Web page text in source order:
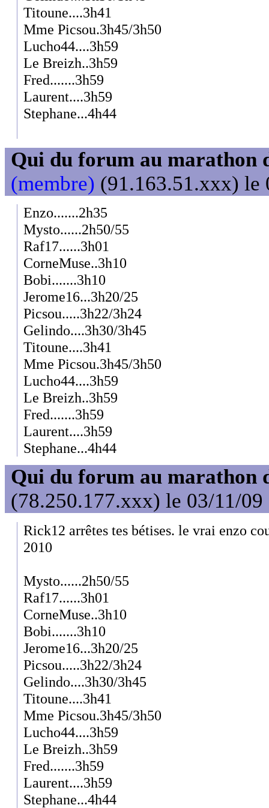
Titoune....3h41
Mme Picsou.3h45/3h50
Lucho44....3h59
Le Breizh..3h59
Fred.......3h59
Laurent....3h59
Stephane...4h44
Qui du forum au marathon
(membre) (91.163.51.xxx) le
Enzo.......2h35
Mysto......2h50/55
Raf17......3h01
CorneMuse..3h10
Bobi.......3h10
Jerome16...3h20/25
Picsou.....3h22/3h24
Gelindo....3h30/3h45
Titoune....3h41
Mme Picsou.3h45/3h50
Lucho44....3h59
Le Breizh..3h59
Fred.......3h59
Laurent....3h59
Stephane...4h44
Qui du forum au marathon
(78.250.177.xxx) le 03/11/09
Rick12 arrêtes tes bétises. le vrai enzo
2010
Mysto......2h50/55
Raf17......3h01
CorneMuse..3h10
Bobi.......3h10
Jerome16...3h20/25
Picsou.....3h22/3h24
Gelindo....3h30/3h45
Titoune....3h41
Mme Picsou.3h45/3h50
Lucho44....3h59
Le Breizh..3h59
Fred.......3h59
Laurent....3h59
Stephane...4h44